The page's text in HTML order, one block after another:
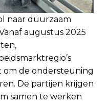
naar duurzaam
augustus 2025
om de ondersteuning
De partijen krijgen
samen te werken